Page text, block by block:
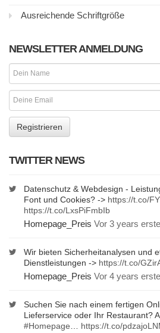
Ausreichende Schriftgröße
NEWSLETTER ANMELDUNG
TWITTER NEWS
Datenschutz & Webdesign -
Font und Cookies? -> https://t.co/
https://t.co/LxsPiFmbIb
Homepage_Preis Vor 3 years
Wir bieten Sicherheitanalysen und
Dienstleistungen -> https://t.co/
Homepage_Preis Vor 4 years
Suchen Sie nach einem fertigen
Lieferservice oder Ihr Restaurant?
#Homepage
https://t.co/